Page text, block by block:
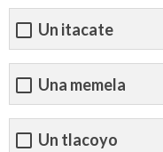
Un itacate
Una memela
Un tlacoyo